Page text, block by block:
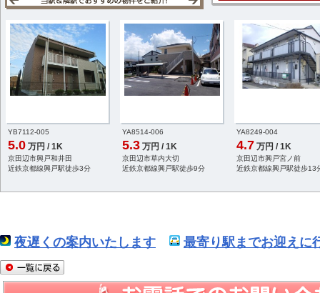
YB7112-005
5.0 万円 / 1K
京田辺市興戸和井田
近鉄京都線興戸駅徒歩3分
YA8514-006
5.3 万円 / 1K
京田辺市草内大切
近鉄京都線興戸駅徒歩9分
YA8249-004
4.7 万円 / 1K
京田辺市興戸宮ノ前
近鉄京都線興戸駅徒歩13
夜遅くの案内いたします 最寄り駅までお迎えに